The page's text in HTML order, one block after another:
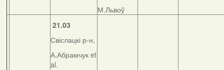
М.Львоў
21.03
Свіслацкі р-н,
А.Абрамчук et
al.